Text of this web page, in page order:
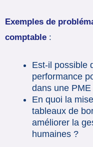
Exemples de
comptable :
Est-il possible
performance
dans une PME
En quoi la
tableaux de
améliorer la
humaines ?